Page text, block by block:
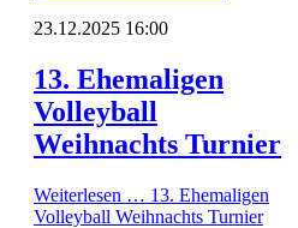
23.12.2025 16:00
13. Ehemaligen
Volleyball
Weihnachts Turnier
Weiterlesen … 13. Ehemaligen
Volleyball Weihnachts Turnier